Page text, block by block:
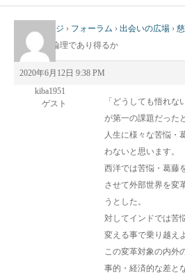
トップページ › フォーラム › 出会いの広場 ›
先: 慈悲は論理であり得るか
2020年6月12日 9:38 PM
kiba1951
ゲスト
「どうしても悟れな
が第一の課題だった
人生に様々な苦悩・
わないと思います。
西洋では苦悩・葛藤
させて外部世界を変
うとした。
対してインドでは苦
変える事で乗り越え
この変革対象の内外
事的・経済的な差と
活動報告
活動実績
プロフィール